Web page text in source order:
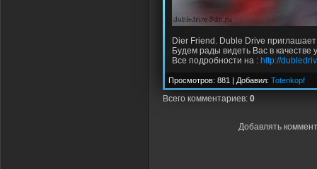
Dier Friend. Duble Drive
Будем рады видеть Вас в качестве
Все подробности на : http://
Просмотров: 881 | Добавил: Totenkopf
Всего комментариев: 0
Добавлять